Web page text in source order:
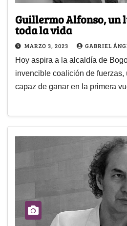
Guillermo Alfonso, un
toda la vida
MARZO 3, 2023 GABRIEL
Hoy aspira a la alcaldía de
invencible coalición de fuerzas,
capaz de ganar en la primera